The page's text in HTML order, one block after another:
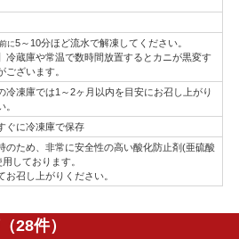
に5～10分ほど流水で解凍してください。
冷蔵庫や常温で数時間放置するとカニが黒変す
ございます。
冷凍庫では1～2ヶ月以内を目安にお召し上がり
。
ぐに冷凍庫で保存
のため、非常に安全性の高い酸化防止剤(亜硫酸
しております。
お召し上がりください。
28件）